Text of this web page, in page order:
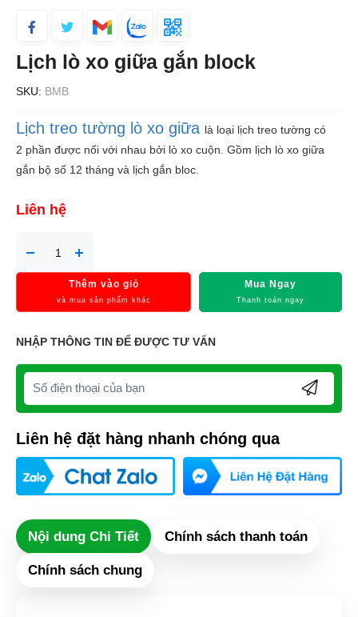
Lịch lò xo giữa gắn block
SKU: BMB
Lịch treo tường lò xo giữa là loại lịch treo tường có
2 phần được nối với nhau bởi lò xo cuộn. Gồm lịch lò xo giữa
gắn bộ số 12 tháng và lịch gắn bloc.
Liên hệ
Thêm vào giỏ
và mua sản phẩm khác
Mua Ngay
Thanh toán ngay
NHẬP THÔNG TIN ĐỂ ĐƯỢC TƯ VẤN
Liên hệ đặt hàng nhanh chóng qua
Nội dung Chi Tiết Chính sách thanh toán
Chính sách chung